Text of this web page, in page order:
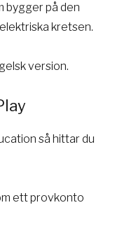
bygger på den
kretsen.
version.
så hittar du
ett provkonto